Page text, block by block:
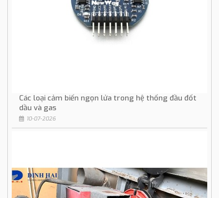
Các loại cảm biến ngọn lửa trong hệ thống đầu đốt
dầu và gas
10-07-2026